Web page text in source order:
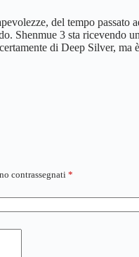
del tempo passato
Shenmue 3 sta ricevendo
di Deep Silver, ma
contrassegnati *